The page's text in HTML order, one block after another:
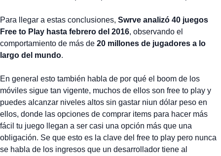
Para llegar a estas conclusiones, Swrve analizó 40 juegos
Free to Play hasta febrero del 2016, observando el
comportamiento de más de 20 millones de jugadores a lo
largo del mundo.
En general esto también habla de por qué el boom de los
móviles sigue tan vigente, muchos de ellos son free to play y
puedes alcanzar niveles altos sin gastar niun dólar peso en
ellos, donde las opciones de comprar items para hacer más
fácil tu juego llegan a ser casi una opción más que una
obligación. Se que esto es la clave del free to play pero nunca
se habla de los ingresos que un desarrollador tiene al